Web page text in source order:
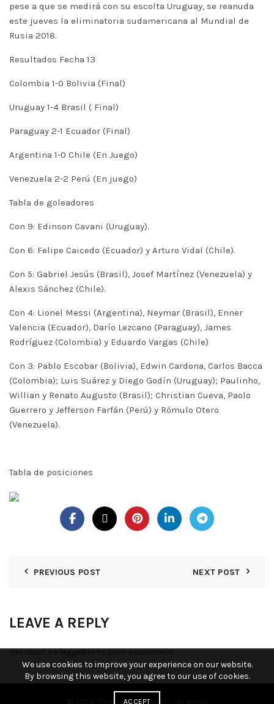
pese a que se medirá con su escolta Uruguay, se reanuda
este jueves la eliminatoria sudamericana al Mundial de
Rusia 2018.
Resultados Fecha 13
Colombia 1-0 Bolivia (Final)
Uruguay 1-4 Brasil ( Final)
Paraguay 2-1 Ecuador (Final)
Argentina 1-0 Chile (En Juego)
Venezuela 2-2 Perú (En juego)
Tabla de goleadores
Con 9: Edinson Cavani (Uruguay).
Con 6: Felipe Caicedo (Ecuador) y Arturo Vidal (Chile).
Con 5: Gabriel Jesús (Brasil), Josef Martínez (Venezuela) y
Alexis Sánchez (Chile).
Con 4: Lionel Messi (Argentina), Neymar (Brasil), Enner
Valencia (Ecuador), Darío Lezcano (Paraguay), James
Rodríguez (Colombia) y Eduardo Vargas (Chile)
Con 3: Pablo Escobar (Bolivia), Edwin Cardona, Carlos Bacca
(Colombia); Luis Suárez y Diego Godín (Uruguay); Paulinho,
Willian y Renato Augusto (Brasil); Christian Cueva, Paolo
Guerrero y Jefferson Farfán (Perú) y Rómulo Otero
(Venezuela).
Tabla de posiciones
PREVIOUS POST NEXT POST
LEAVE A REPLY
You must belogged into post a comment.
Poder KY. All rights reserved
We use cookies to improve your experience on our website.
By browsing this website, you agree to our use of cookies.
ACCEPT